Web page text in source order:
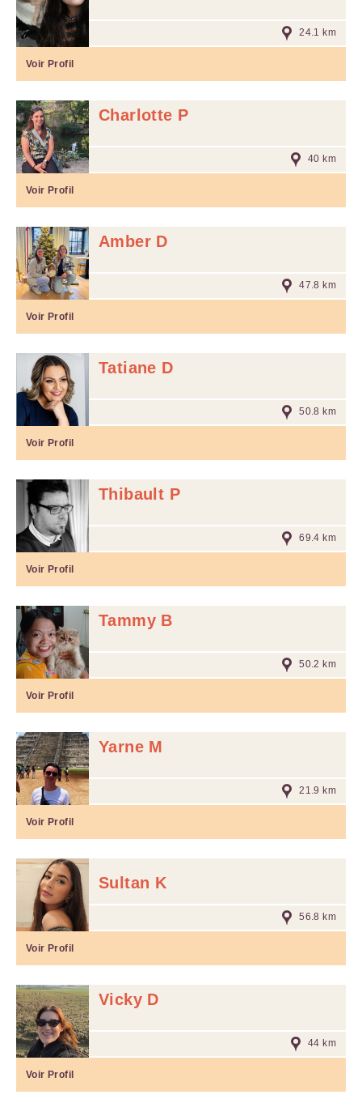
24.1 km
Voir Profil
Charlotte P
40 km
Voir Profil
Amber D
47.8 km
Voir Profil
Tatiane D
50.8 km
Voir Profil
Thibault P
69.4 km
Voir Profil
Tammy B
50.2 km
Voir Profil
Yarne M
21.9 km
Voir Profil
Sultan K
56.8 km
Voir Profil
Vicky D
44 km
Voir Profil